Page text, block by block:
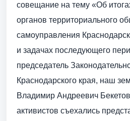
совещание на тему «Об
органов территориального
самоуправления
и задачах последующего
председатель
Краснодарского края, наш
Владимир Андрее­вич
активистов съехались